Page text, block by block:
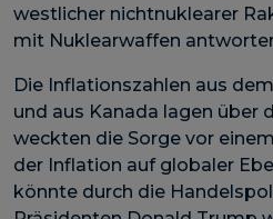
westlicher nichtnuklearer
mit Nuklearwaffen
Die Inflationszahlen aus
und aus Kanada lagen über
weckten die Sorge vor
der Inflation auf globaler
könnte durch die